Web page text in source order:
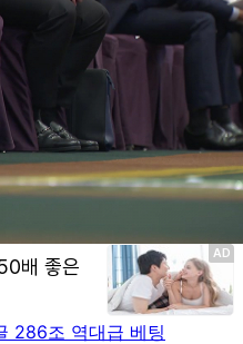
286조 역대급 베팅